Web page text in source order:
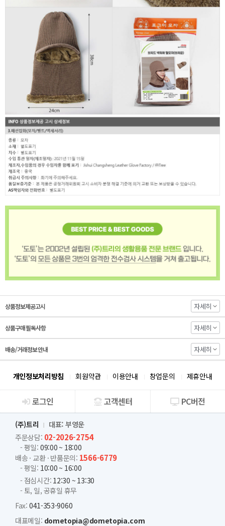
상품정보제공고시 자세히
상품구매 필독사항 자세히
배송/거래정보 안내 자세히
개인정보처리방침 회원약관 이용안내 창업문의 제휴안내
회사소개
로그인 고객센터 PC버전
(주)트리
대표: 부영운
주문상담: 02-2026-2754
- 평일: 09:00 ~ 18:00
배송 · 교환 · 반품문의: 1566-6779
- 평일: 10:00 ~ 16:00
- 점심시간: 12:30 ~ 13:30
- 토, 일, 공휴일 휴무
Fax: 041-353-9060
대표메일: dometopia@dometopia.com